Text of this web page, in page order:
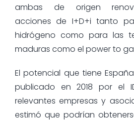
ambas de origen
acciones de I+D+i tanto
hidrógeno como para las
maduras como el power to
El potencial que tiene
publicado en 2018 por el
relevantes empresas y
estimó que podrían